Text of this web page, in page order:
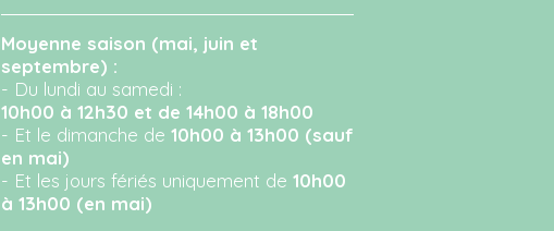
Moyenne saison (mai, juin et
septembre) :
- Du lundi au samedi :
10h00 à 12h30 et de 14h00 à 18h00
- Et le dimanche de10h00 à 13h00 (sauf
en mai)
- Et les jours fériés uniquement de10h00
à 13h00 (en mai)